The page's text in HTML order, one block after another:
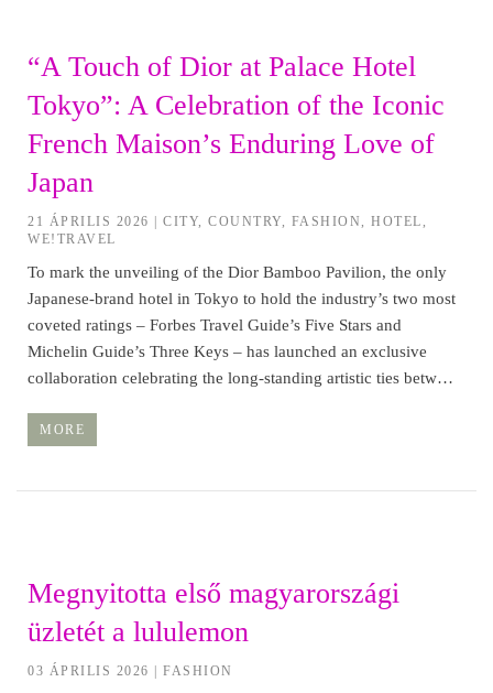
“A Touch of Dior at Palace Hotel
Tokyo”: A Celebration of the Iconic
French Maison’s Enduring Love of
Japan
21 ÁPRILIS 2026 CITY, COUNTRY, FASHION , HOTEL ,
WE!TRAVEL
To mark the unveiling of the Dior Bamboo Pavilion, the only
Japanese-brand hotel in Tokyo to hold the industry’s two most
coveted ratings – Forbes Travel Guide’s Five Stars and
Michelin Guide’s Three Keys – has launched an exclusive
collaboration celebrating the long-standing artistic ties betw…
MORE
Megnyitotta első magyarországi
üzletét a lululemon
03 ÁPRILIS 2026 | FASHION